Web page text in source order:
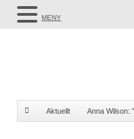
Aktuellt Anna Wilson:
MENY